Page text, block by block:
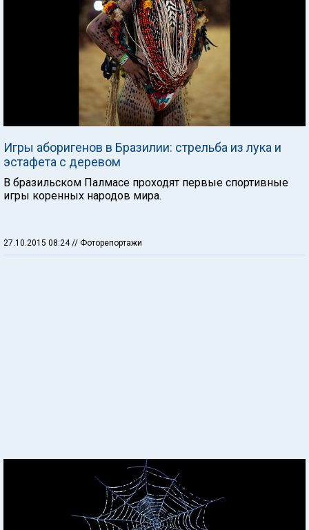
Игры аборигенов в Бразилии: стрельба из лука и
эстафета с деревом
В бразильском Палмасе проходят первые спортивные
игры коренных народов мира.
27.10.2015 08:24 // Фоторепортажи